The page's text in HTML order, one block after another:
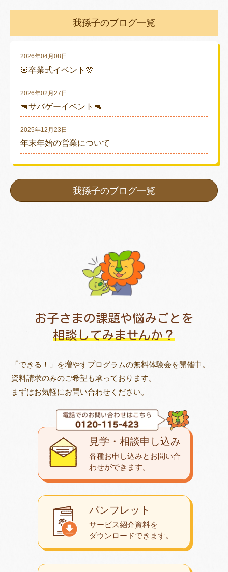
我孫子のブログ一覧
2026年04月08日
🌸卒業式イベント🌸
2026年02月27日
🔫サバゲーイベント🔫
2025年12月23日
年末年始の営業について
我孫子のブログ一覧
お子さまの課題や悩みごとを
相談してみませんか？
「できる！」を増やすプログラムの無料体験会を開催中。
資料請求のみのご希望も承っております。
まずはお気軽にお問い合わせください。
パンフレット
サービス紹介資料を
ダウンロードできます。
見学・相談申し込み
各種お申し込みとお問い合
わせができます。